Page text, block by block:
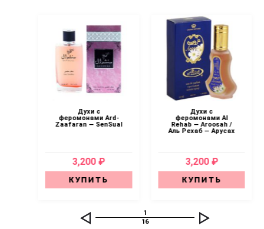
Духи с
феромонами Ard-
Zaafaran — SenSual
3,200 ₽
КУПИТЬ
Духи с
феромонами Al
Rehab — Aroosah /
Аль Рехаб — Арусах
3,200 ₽
КУПИТЬ
1
16